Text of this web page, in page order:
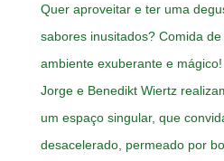
Quer aproveitar e ter uma
sabores inusitados? Comida
ambiente exuberante e
Jorge e Benedikt Wiertz
um espaço singular, que
desacelerado, permeado por